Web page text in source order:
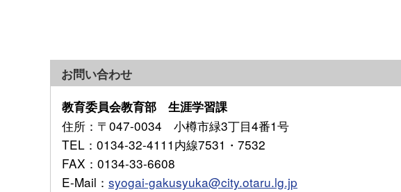
お問い合わせ
教育委員会教育部 生涯学習課
住所 ：〒047-0034 小樽市緑3丁目4番1号
TEL ：0134-32-4111内線7531・7532
FAX ：0134-33-6608
E-Mail ： syogai-gakusyuka@city.otaru.lg.jp